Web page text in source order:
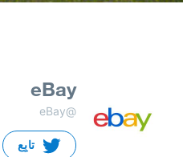
eBay
@eBay
تابِع